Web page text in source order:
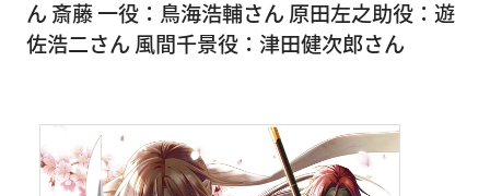
ん 斎藤 一役：鳥海浩輔さん 原田左之助役：遊
佐浩二さん 風間千景役：津田健次郎さん